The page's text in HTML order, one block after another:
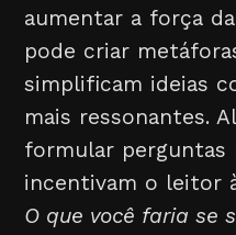
aumentar a força
pode criar
simplificam ideias
mais ressonantes.
formular perguntas
incentivam o leitor
O que você faria se